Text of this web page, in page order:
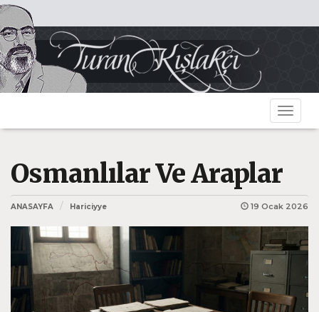
Toggle
Osmanlılar Ve Araplar
ANASAYFA Hariciyye 19 Ocak 2026